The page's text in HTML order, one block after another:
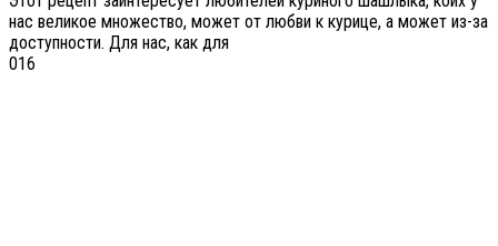
нас великое множество, может от любви к курице, а может из-за
доступности. Для нас, как для
016